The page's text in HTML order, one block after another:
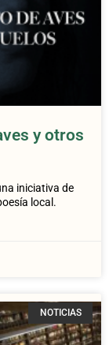
y otros
iniciativa de
local.
NOTICIAS